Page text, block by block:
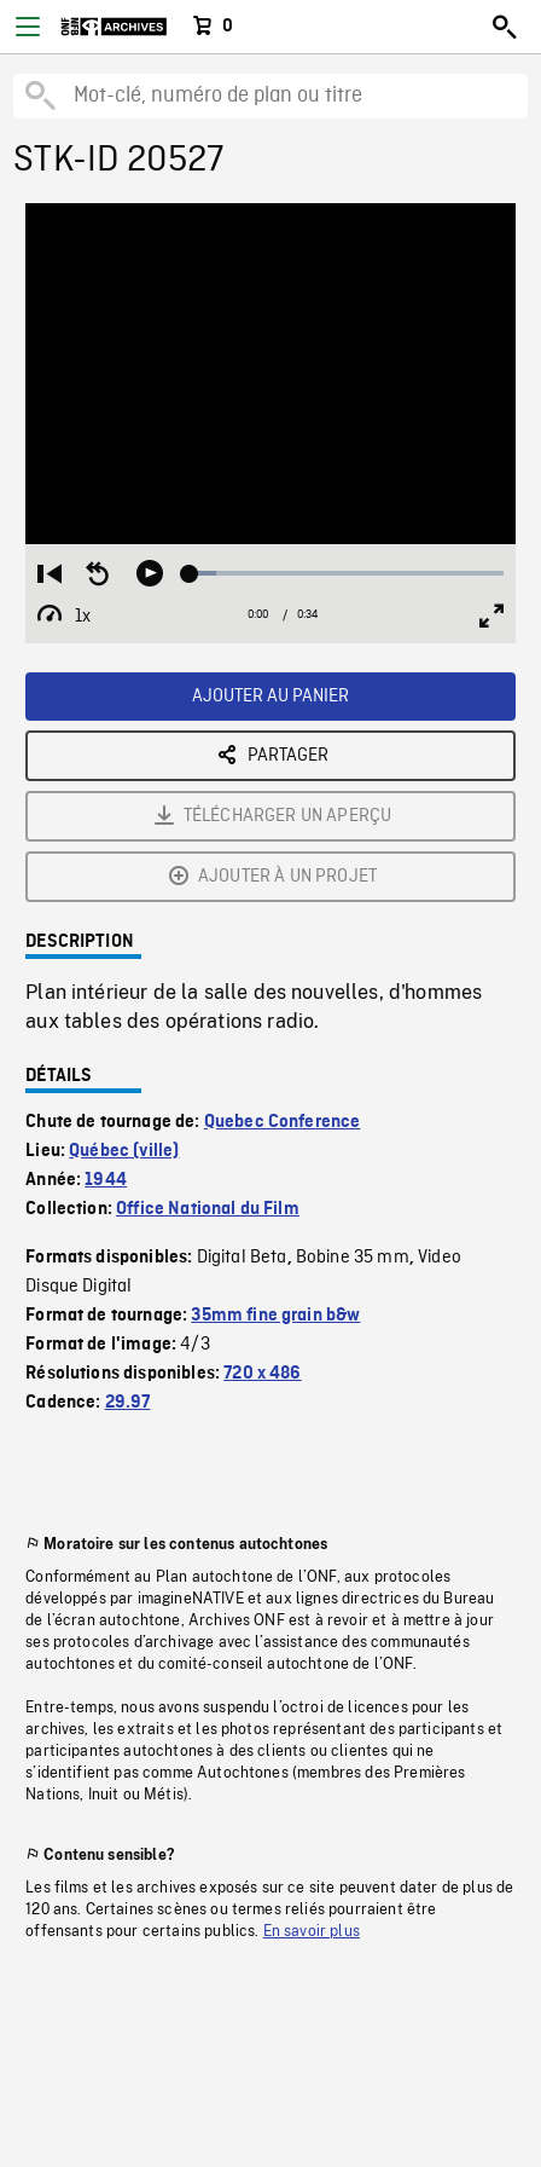
0
STK-ID 20527
Restart
from
beginning
Seek
Play Loaded:
1x
Playback
Current
0:00 / Duration
0:34
AJOUTER AU PANIER
PARTAGER
TÉLÉCHARGER UN APERÇU
AJOUTER À UN PROJET
DESCRIPTION
Plan intérieur de la salle des nouvelles, d'hommes
aux tables des opérations radio.
DÉTAILS
Chute de tournage de: Quebec Conference
Lieu:Québec (ville)
Année:1944
Collection:Office National du Film
Formats disponibles: Digital Beta, Bobine 35 mm,Video
Disque Digital
Format de tournage:35mm fine grain b&w
Format de l'image:4/3
Résolutions disponibles:720 x 486
Cadence: 29.97
Moratoire sur les contenus autochtones
Conformément au Plan autochtone de l’ONF, aux protocoles
développés par imagineNATIVE et aux lignes directrices du Bureau
de l’écran autochtone, Archives ONF est à revoir et à mettre à jour
ses protocoles d’archivage avec l’assistance des communautés
autochtones et du comité-conseil autochtone de l’ONF.
Entre-temps, nous avons suspendu l’octroi de licences pour les
archives, les extraits et les photos représentant des participants et
participantes autochtones à des clients ou clientes qui ne
s’identifient pas comme Autochtones (membres des Premières
Nations, Inuit ou Métis).
Contenu sensible?
Les films et les archives exposés sur ce site peuvent dater de plus de
120 ans. Certaines scènes ou termes reliés pourraient être
offensants pour certains publics. En savoir plus